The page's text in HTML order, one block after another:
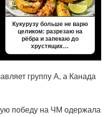
Кукурузу больше не варю
целиком: разрезаю на
рёбра и запекаю до
хрустящих…
группу А, а Канада
победу на ЧМ одержала